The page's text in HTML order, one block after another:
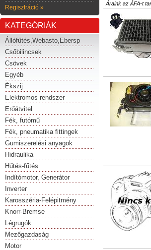
Regisztráció »
KATEGÓRIÁK
Állófűtés,Webasto,Ebersp
Csőbilincsek
Csövek
Egyéb
Ékszij
Elektromos rendszer
Erőátvitel
Fék, futómű
Fék, pneumatika fittingek
Gumiszerelési anyagok
Hidraulika
Hűtés-fűtés
Indítómotor, Generátor
Inverter
Karosszéria-Felépitmény
Knorr-Bremse
Légrugók
Mezőgazdaság
Motor
Áraink az ÁFA-t